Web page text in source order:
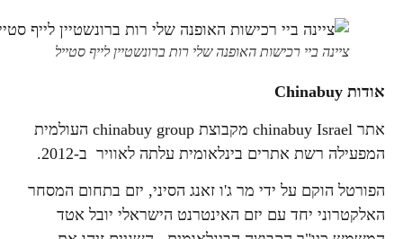
ציינה ביי רכישות האופנה שלי רות ברונשטיין לייף סטייל
אודות Chinabuy
אתר chinabuy Israel מקבוצת chinabuy group העולמית
המפעילה רשת אתרים בינלאומית עלתה לאוויר ב-2012.
הפורטל הוקם על ידי מר ג'ו זאנג הסיני, יזם בתחום המסחר
האלקטרוני יחד עם יזם האינטרנט הישראלי יובל אטד